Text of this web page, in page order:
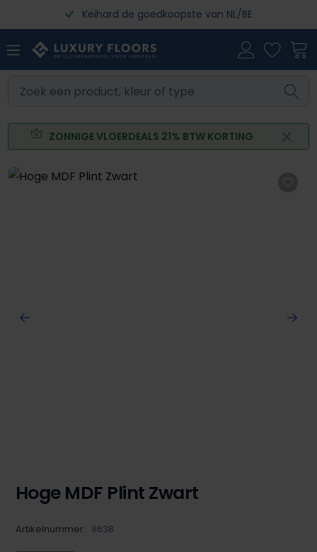
Ga naar de hoofdinhoudKeihard de goedkoopste van NL/BE
ZONNIGE VLOERDEALS 21% BTW KORTING
Afbeeldingengalerij overslaan
Hoge MDF Plint Zwart
Artikelnummer: 8638